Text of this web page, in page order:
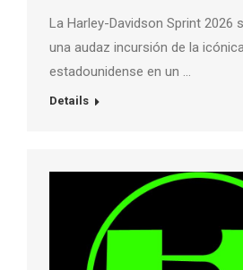
La Harley-Davidson Sprint 2026
una audaz incursión de la
estadounidense en un …
Details